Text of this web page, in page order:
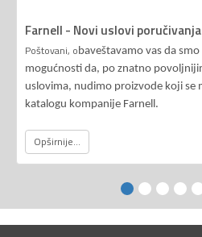
Farnell - Novi uslovi poručivanja
Poštovani, obaveštavamo vas da
mogućnosti da, po znatno
uslovima, nudimo proizvode koji se
katalogu kompanije Farnell.
Opširnije...